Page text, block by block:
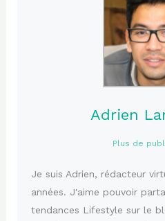
Adrien
Plus de
Je suis Adrien, rédacteur
années. J'aime pouvoir
tendances Lifestyle sur le